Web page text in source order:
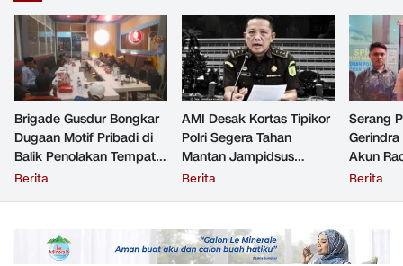
Brigade Gusdur Bongkar
Dugaan Motif Pribadi di
Balik Penolakan Tempat
Ibadah GKJW Bangil
Berita
AMI Desak Kortas Tipikor
Polri Segera Tahan
Mantan Jampidsus
Tersangka Korupsi
Berita
Serang
Akun
Resmi
Berita